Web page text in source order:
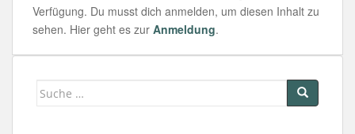
Verfügung. Du musst dich anmelden, um diesen Inhalt zu
sehen. Hier geht es zur Anmeldung.
Suche